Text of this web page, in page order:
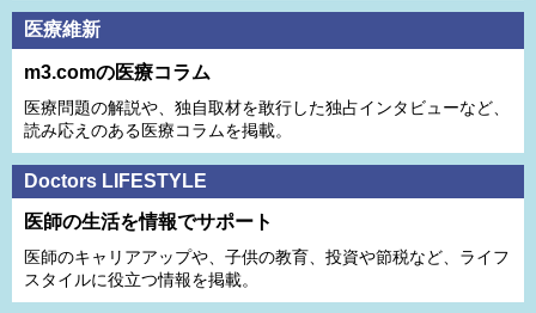
医療維新
m3.comの医療コラム
医療問題の解説や、独⾃取材を敢⾏した独占インタビューなど、
読み応えのある医療コラムを掲載。
Doctors LIFESTYLE
医師の生活を情報でサポート
医師のキャリアアップや、子供の教育、投資や節税など、ライフ
スタイルに役立つ情報を掲載。